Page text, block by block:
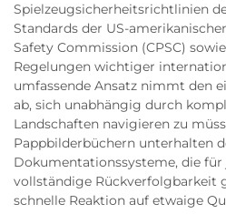
Spielzeugsicherheitsrichtlinien
Standards der US-
Safety Commission (CPSC)
Regelungen wichtiger
umfassende Ansatz nimmt den
ab, sich unabhängig durch
Landschaften navigieren zu
Pappbilderbüchern unterhalten
Dokumentationssysteme, die
vollständige Rückverfolgbarkeit
schnelle Reaktion auf etwaige